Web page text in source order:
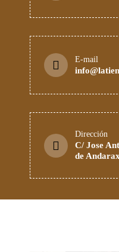
E-mail
Dirección
C/ Jose
de